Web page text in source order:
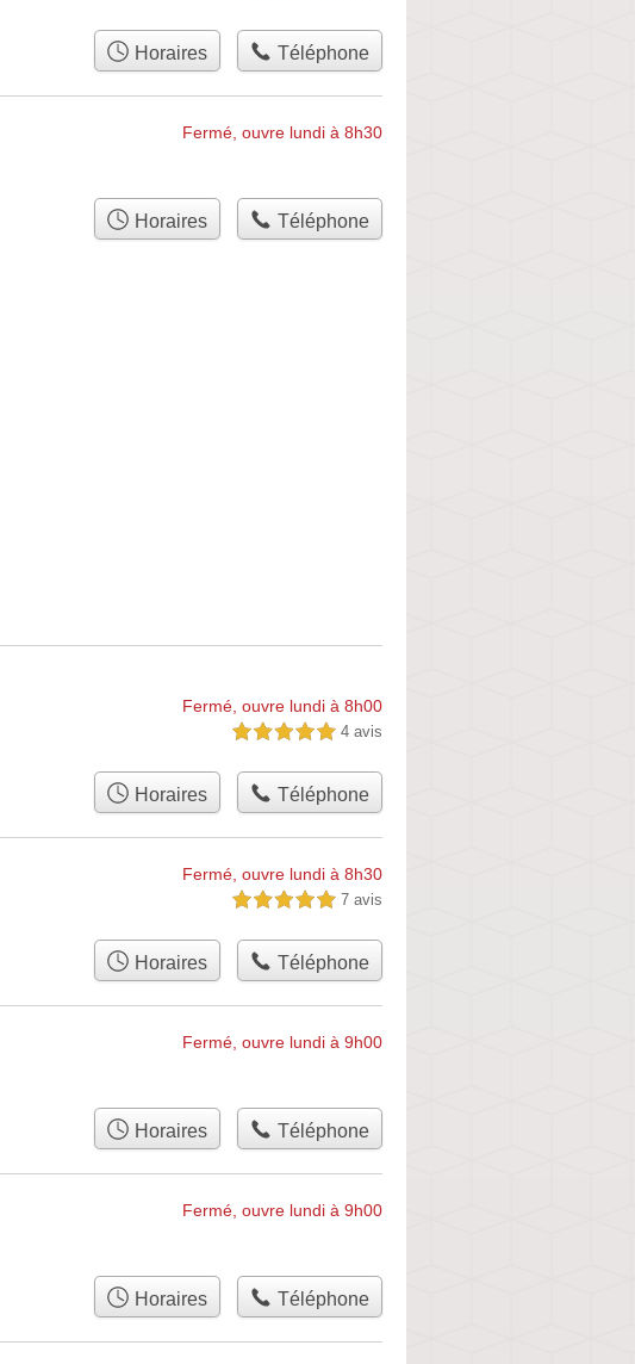
Horaires Téléphone
Fermé, ouvre lundi à 8h30
Horaires Téléphone
Fermé, ouvre lundi à 8h00
5,0 étoiles sur 5 4 avis
Horaires Téléphone
Fermé, ouvre lundi à 8h30
5,0 étoiles sur 5 7 avis
Horaires Téléphone
Fermé, ouvre lundi à 9h00
Horaires Téléphone
Fermé, ouvre lundi à 9h00
Horaires Téléphone